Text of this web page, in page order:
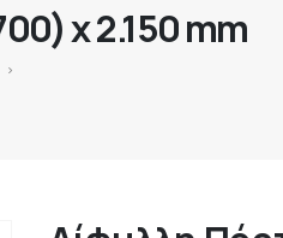
x 2.150 mm
>